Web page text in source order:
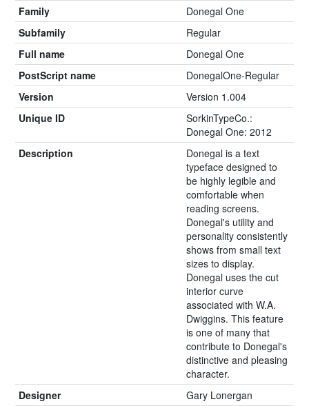
Family
Donegal One
Subfamily
Regular
Full name
Donegal One
PostScript name
DonegalOne-Regular
Version
Version 1.004
Unique ID
SorkinTypeCo.:
Donegal One: 2012
Description
Donegal is a text
typeface designed to
be highly legible and
comfortable when
reading screens.
Donegal's utility and
personality consistently
shows from small text
sizes to display.
Donegal uses the cut
interior curve
associated with W.A.
Dwiggins. This feature
is one of many that
contribute to Donegal's
distinctive and pleasing
character.
Designer
Gary Lonergan